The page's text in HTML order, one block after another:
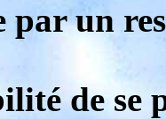
par un
de se